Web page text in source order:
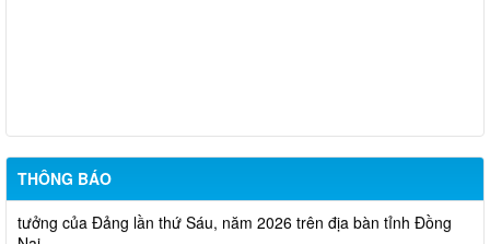
THÔNG BÁO
Phường Bảo Vinh thông báo tuyển dụng viên chức năm 2026
Đồng Nai phát động Cuộc thi chính luận về bảo vệ nền tảng tư
tưởng của Đảng lần thứ Sáu, năm 2026 trên địa bàn tỉnh Đồng
Nai